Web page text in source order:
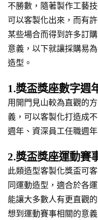
不勝數，隨著製作工藝
可以客製化出來，而有
某些場合而得到許多訂
意義，以下就讓採購易
造型。
1.獎盃獎座數字週
用開門見山較為直觀的
義，可以客製化打造成
週年、資深員工任職週
2.獎盃獎座運動賽
此類造型客製化獎盃可
同運動造型，適合於各
能讓大多數人有更直觀
想到運動賽事相關的意義